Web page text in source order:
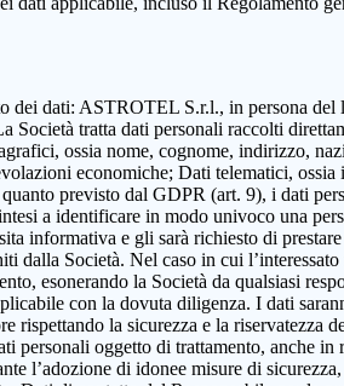
dei dati: ASTROTEL S.r.l., in persona
tratta dati personali raccolti
ossia nome, cognome, indirizzo,
economiche; Dati telematici,
previsto dal GDPR (art. 9), i dati
a identificare in modo univoco una
informativa e gli sarà richiesto di
Società. Nel caso in cui
esonerando la Società da qualsiasi
con la dovuta diligenza. I dati
rispettando la sicurezza e la
oggetto di trattamento, anche
l’adozione di idonee misure di